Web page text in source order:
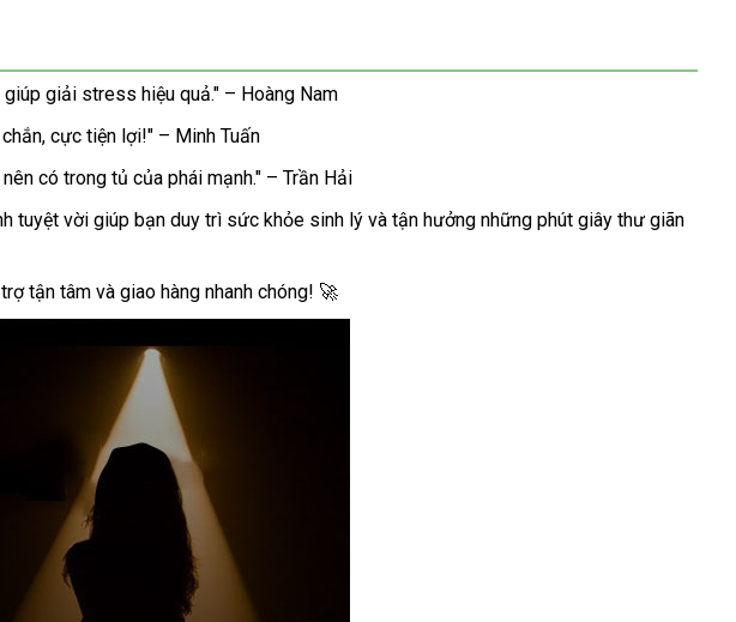
giải stress hiệu quả." – Hoàng Nam
cực tiện lợi!" – Minh Tuấn
có trong tủ của phái mạnh." – Trần Hải
tuyệt vời giúp bạn duy trì sức khỏe sinh lý và tận hưởng những phút giây thư giãn
tận tâm và giao hàng nhanh chóng! 🚀